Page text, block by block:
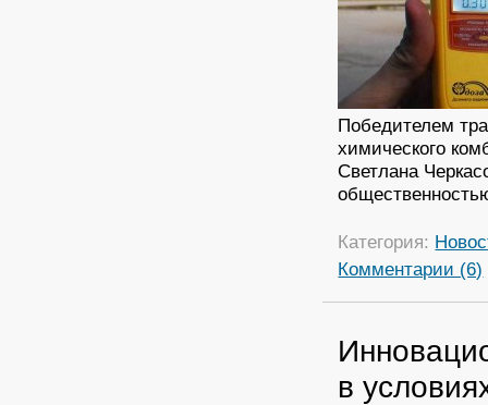
Победителем
химического
Светлана
Категория:
Комментарии (6)
в